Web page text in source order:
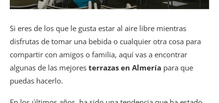
Si eres de los que le gusta estar al aire libre mientras
disfrutas de tomar una bebida o cualquier otra cosa para
compartir con amigos o familia, aquí vas a encontrar
algunas de las mejores terrazas en Almería para que
puedas hacerlo.